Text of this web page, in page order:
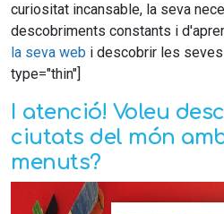
curiositat incansable, la seva
descobriments constants i
la seva web i descobrir les
type="thin"]
I atenció! Voleu
ciutats del món
menuts?